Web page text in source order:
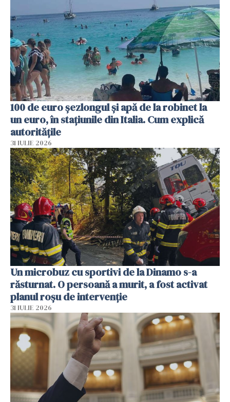
100 de euro șezlongul și apă de la robinet la
un euro, în stațiunile din Italia. Cum explică
autoritățile
31 IULIE 2026
Un microbuz cu sportivi de la Dinamo s-a
răsturnat. O persoană a murit, a fost activat
planul roșu de intervenție
31 IULIE 2026